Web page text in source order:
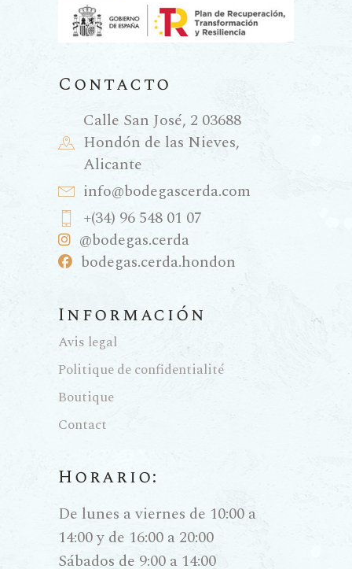
Contacto
Calle San José, 2 03688
Hondón de las Nieves,
Alicante
info@bodegascerda.com
+(34) 96 548 01 07
@bodegas.cerda
bodegas.cerda.hondon
Información
Avis legal
Politique de confidentialité
Boutique
Contact
Horario:
De lunes a viernes de 10:00 a
14:00 y de 16:00 a 20:00
Sábados de 9:00 a 14:00